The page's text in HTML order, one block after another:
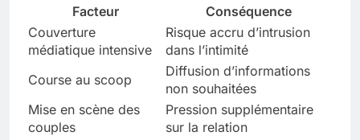
Facteur
Conséquence
Couverture
médiatique intensive
Risque accru d’intrusion
dans l’intimité
Course au scoop
Diffusion d’informations
non souhaitées
Mise en scène des
couples
Pression supplémentaire
sur la relation